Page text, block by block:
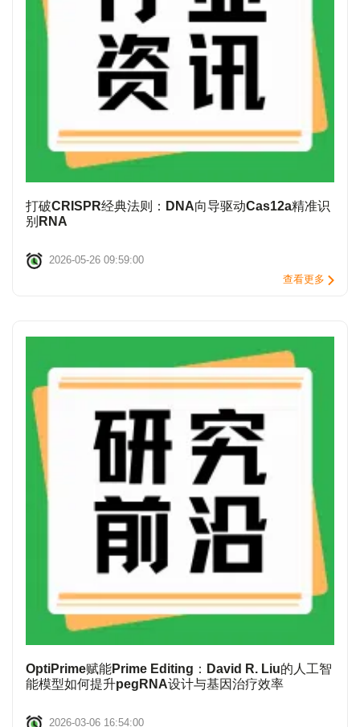
打破CRISPR经典法则：DNA向导驱动Cas12a精准识
别RNA
2026-05-26 09:59:00
查看更多
OptiPrime赋能Prime Editing：David R. Liu的人工智
能模型如何提升pegRNA设计与基因治疗效率
2026-03-06 16:54:00